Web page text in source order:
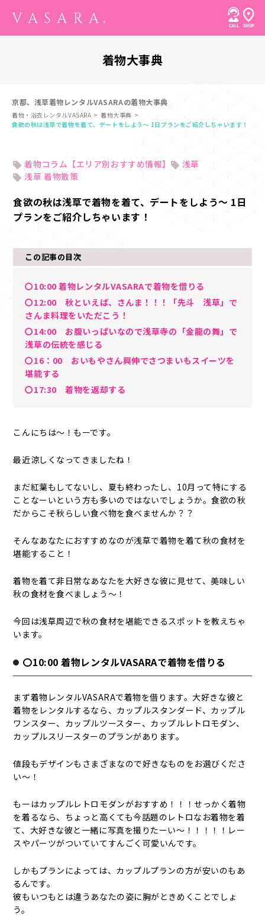
着物大事典
京都、浅草着物レンタルVASARAの着物大事典
着物・浴衣レンタルVASARA
着物大事典
食欲の秋は浅草で着物を着て、デートをしよう～ 1日プランをご紹介しちゃいます！
着物コラム【エリア別おすすめ情報】
浅草
浅草 着物散策
食欲の秋は浅草で着物を着て、デートをしよう～ 1日
プランをご紹介しちゃいます！
この記事の目次
〇10:00 着物レンタルVASARAで着物を借りる
〇12:00 秋といえば、さんま！！！「先斗 浅草」で
さんま料理をいただこう！
〇14:00 お腹いっぱいなので浅草寺の「金龍の舞」で
浅草の伝統を感じる
〇16：00 おいもやさん興伸でさつまいもスイーツを
堪能する
〇17:30 着物を返却する
こんにちは～！もーです。
最近涼しくなってきましたね！
まだ紅葉もしてないし、夏も終わったし、10月って特にする
ことなーいという方も多いのではないでしょうか。食欲の秋
だからこそ秋らしい食べ物を食べませんか？？
そんなあなたにおすすめなのが浅草で着物を着て秋の食材を
堪能すること！
着物を着て非日常なあなたを大好きな彼に見せて、美味しい
秋の食材を食べましょう～！
今回は浅草周辺で秋の食材を堪能できるスポットを教えちゃ
います。
〇10:00 着物レンタルVASARAで着物を借りる
まず着物レンタルVASARAで着物を借ります。大好きな彼と
着物をレンタルするなら、カップルスタンダード、カップル
ワンスター、カップルツースター、カップルレトロモダン、
カップルスリースターのプランがあります。
値段もデザインもさまざまなので好きなものをお選びくださ
い～！
もーはカップルレトロモダンがおすすめ！！！せっかく着物
を着るなら、ちょっと高くても今話題のレトロなお着物を着
て、大好きな彼と一緒に写真を撮りたーい～！！！！！レー
スやパーツがついていてすんごく可愛いんです。
しかもプランによっては、カップルプランの方が安いのもあ
るんです。
彼もいつもとは違うあなたの姿に胸がときめくことでしょ
う。